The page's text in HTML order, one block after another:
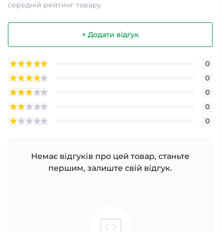
середній рейтинг товару
+ Додати відгук
0
0
0
0
0
Немає відгуків про цей товар, станьте
першим, залиште свій відгук.